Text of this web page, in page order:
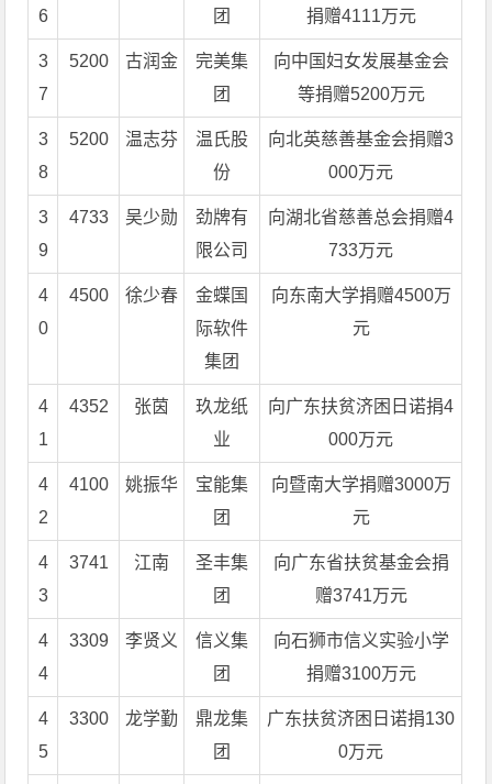
6
团
捐赠4111万元
3
7
5200 古润金
完美集
团
向中国妇女发展基金会
等捐赠5200万元
3
8
5200 温志芬
温氏股
份
向北英慈善基金会捐赠3
000万元
3
9
4733 吴少勋
劲牌有
限公司
向湖北省慈善总会捐赠4
733万元
4
0
4500 徐少春
金蝶国
际软件
集团
向东南大学捐赠4500万
元
4
1
4352 张茵
玖龙纸
业
向广东扶贫济困日诺捐4
000万元
4
2
4100 姚振华
宝能集
团
向暨南大学捐赠3000万
元
4
3
3741 江南
圣丰集
团
向广东省扶贫基金会捐
赠3741万元
4
4
3309 李贤义
信义集
团
向石狮市信义实验小学
捐赠3100万元
4
5
3300 龙学勤
鼎龙集
团
广东扶贫济困日诺捐130
0万元